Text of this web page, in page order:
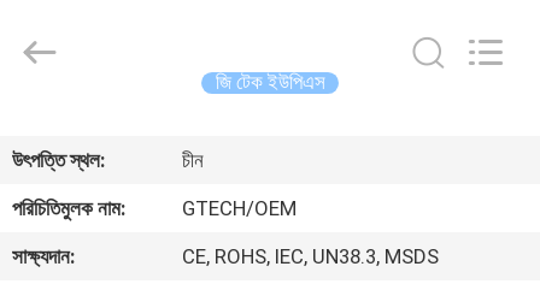
পণ্য
POWER
GROUP.
জি টেক ইউপিএস
উৎপত্তি স্থল:
চীন
পরিচিতিমুলক নাম:
GTECH/OEM
সাক্ষ্যদান:
CE, ROHS, IEC, UN38.3, MSDS